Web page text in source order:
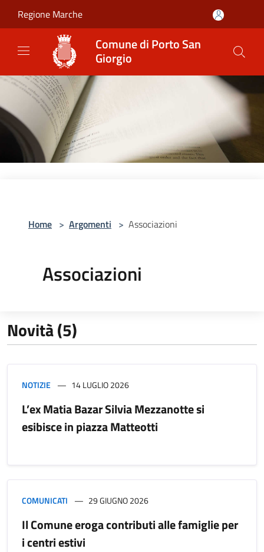
Regione Marche
Comune di Porto San
Giorgio
Home > Argomenti > Associazioni
Associazioni
Novità (5)
NOTIZIE 14 LUGLIO 2026
L’ex Matia Bazar Silvia Mezzanotte si
esibisce in piazza Matteotti
COMUNICATI 29 GIUGNO 2026
Il Comune eroga contributi alle famiglie per
i centri estivi